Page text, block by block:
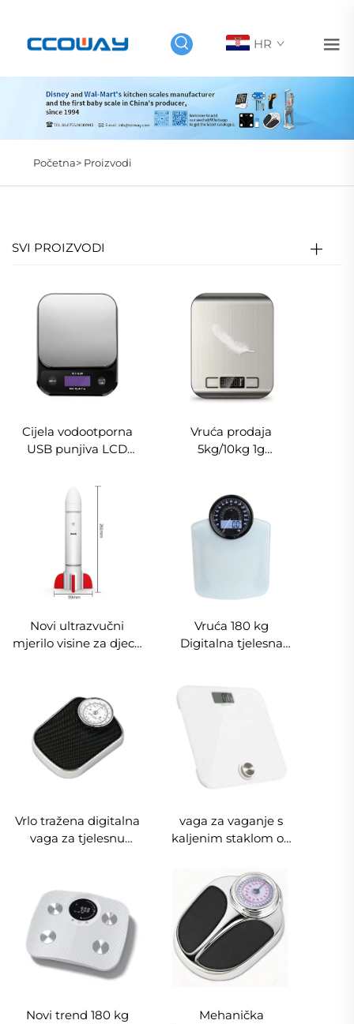
HR
Početna> Proizvodi
SVI PROIZVODI
Cijela vodootporna
USB punjiva LCD
težinu 10 kg digitalna
kuhinjska vaga za
hranu
Vruća prodaja
5kg/10kg 1g
vaga od nehrđajućeg
čelika s LCD prikazom
s napajanjem od
Novi ultrazvučni
mjerilo visine za djecu
LED ručni
stadiometar
Vruća 180 kg
Digitalna tjelesna
staklene elektroničke
kupaonske vage AAA
Vrlo tražena digitalna
vaga za tjelesnu
velikog kapaciteta za
kupaonicu
vaga za vaganje s
kaljenim staklom od
vaga za mjerenje
tjelesne težine
Novi trend 180 kg
Mehanička